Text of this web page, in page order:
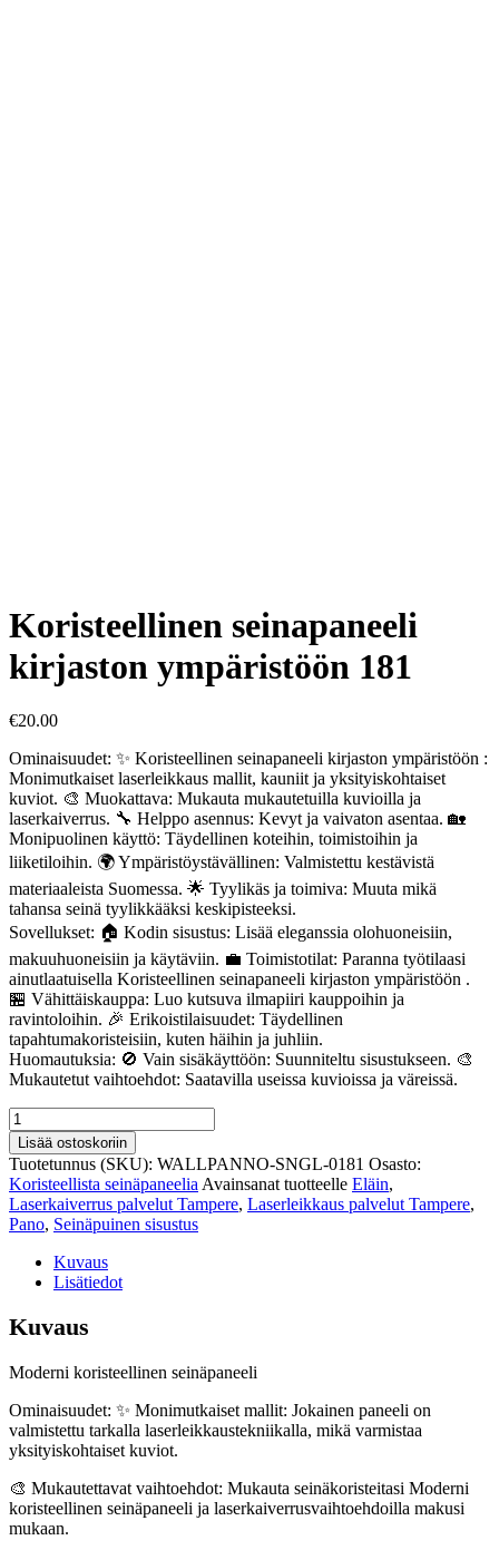
Koristeellinen seinapaneeli
kirjaston ympäristöön 181
€20.00
Ominaisuudet: ✨ Koristeellinen seinapaneeli kirjaston ympäristöön :
Monimutkaiset laserleikkaus mallit, kauniit ja yksityiskohtaiset
kuviot. 🎨 Muokattava: Mukauta mukautetuilla kuvioilla ja
laserkaiverrus. 🔧 Helppo asennus: Kevyt ja vaivaton asentaa. 🏡
Monipuolinen käyttö: Täydellinen koteihin, toimistoihin ja
liiketiloihin. 🌍 Ympäristöystävällinen: Valmistettu kestävistä
materiaaleista Suomessa. 🌟 Tyylikäs ja toimiva: Muuta mikä
tahansa seinä tyylikkääksi keskipisteeksi.
Sovellukset: 🏠 Kodin sisustus: Lisää eleganssia olohuoneisiin,
makuuhuoneisiin ja käytäviin. 💼 Toimistotilat: Paranna työtilaasi
ainutlaatuisella Koristeellinen seinapaneeli kirjaston ympäristöön .
🏪 Vähittäiskauppa: Luo kutsuva ilmapiiri kauppoihin ja
ravintoloihin. 🎉 Erikoistilaisuudet: Täydellinen
tapahtumakoristeisiin, kuten häihin ja juhliin.
Huomautuksia: 🚫 Vain sisäkäyttöön: Suunniteltu sisustukseen. 🎨
Mukautetut vaihtoehdot: Saatavilla useissa kuvioissa ja väreissä.
Koristeellinen
seinapaneeli
kirjaston
ympäristöön
181
määrä
Lisää ostoskoriin
Tuotetunnus (SKU): WALLPANNO-SNGL-0181 Osasto:
Koristeellista seinäpaneelia Avainsanat tuotteelle Eläin,
Laserkaiverrus palvelut Tampere, Laserleikkaus palvelut Tampere,
Pano, Seinäpuinen sisustus
Kuvaus
Lisätiedot
Kuvaus
Moderni koristeellinen seinäpaneeli
Ominaisuudet: ✨ Monimutkaiset mallit: Jokainen paneeli on
valmistettu tarkalla laserleikkaustekniikalla, mikä varmistaa
yksityiskohtaiset kuviot.
🎨 Mukautettavat vaihtoehdot: Mukauta seinäkoristeitasi Moderni
koristeellinen seinäpaneeli ja laserkaiverrusvaihtoehdoilla makusi
mukaan.